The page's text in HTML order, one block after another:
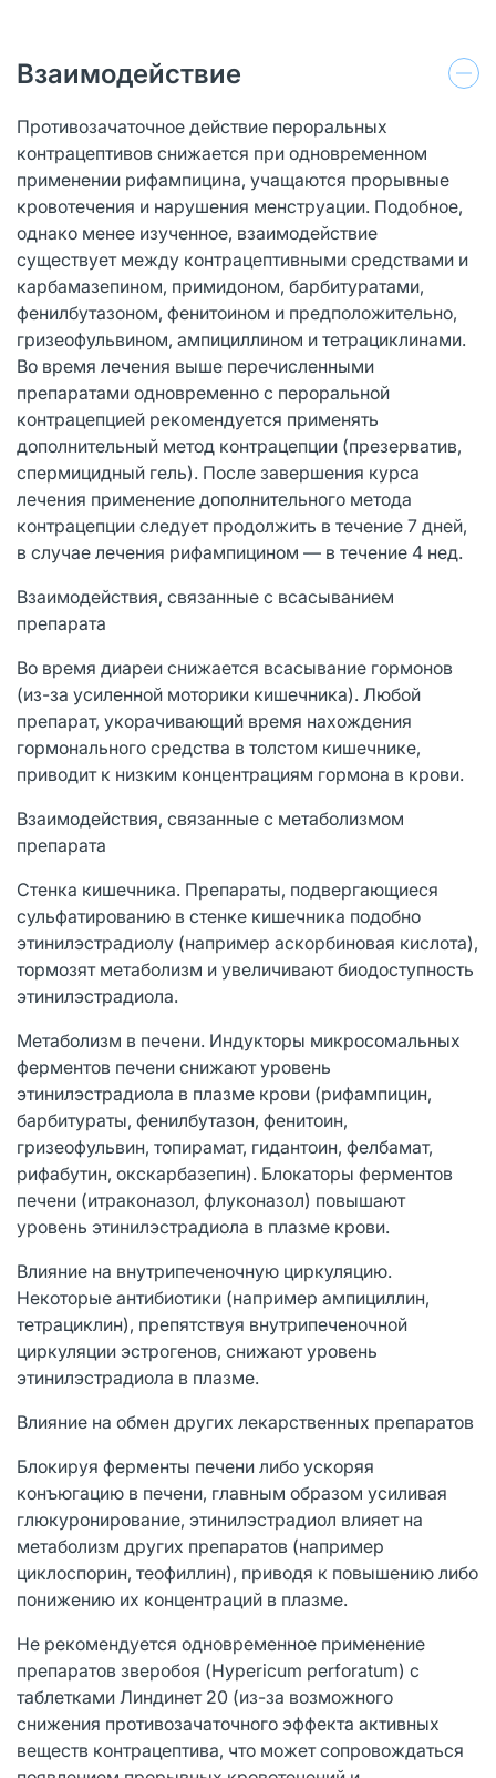
Взаимодействие
Противозачаточное действие пероральных
контрацептивов снижается при одновременном
применении рифампицина, учащаются прорывные
кровотечения и нарушения менструации. Подобное,
однако менее изученное, взаимодействие
существует между контрацептивными средствами и
карбамазепином, примидоном, барбитуратами,
фенилбутазоном, фенитоином и предположительно,
гризеофульвином, ампициллином и тетрациклинами.
Во время лечения выше перечисленными
препаратами одновременно с пероральной
контрацепцией рекомендуется применять
дополнительный метод контрацепции (презерватив,
спермицидный гель). После завершения курса
лечения применение дополнительного метода
контрацепции следует продолжить в течение 7 дней,
в случае лечения рифампицином — в течение 4 нед.
Взаимодействия, связанные с всасыванием
препарата
Во время диареи снижается всасывание гормонов
(из-за усиленной моторики кишечника). Любой
препарат, укорачивающий время нахождения
гормонального средства в толстом кишечнике,
приводит к низким концентрациям гормона в крови.
Взаимодействия, связанные с метаболизмом
препарата
Стенка кишечника. Препараты, подвергающиеся
сульфатированию в стенке кишечника подобно
этинилэстрадиолу (например аскорбиновая кислота),
тормозят метаболизм и увеличивают биодоступность
этинилэстрадиола.
Метаболизм в печени. Индукторы микросомальных
ферментов печени снижают уровень
этинилэстрадиола в плазме крови (рифампицин,
барбитураты, фенилбутазон, фенитоин,
гризеофульвин, топирамат, гидантоин, фелбамат,
рифабутин, окскарбазепин). Блокаторы ферментов
печени (итраконазол, флуконазол) повышают
уровень этинилэстрадиола в плазме крови.
Влияние на внутрипеченочную циркуляцию.
Некоторые антибиотики (например ампициллин,
тетрациклин), препятствуя внутрипеченочной
циркуляции эстрогенов, снижают уровень
этинилэстрадиола в плазме.
Влияние на обмен других лекарственных препаратов
Блокируя ферменты печени либо ускоряя
конъюгацию в печени, главным образом усиливая
глюкуронирование, этинилэстрадиол влияет на
метаболизм других препаратов (например
циклоспорин, теофиллин), приводя к повышению либо
понижению их концентраций в плазме.
Не рекомендуется одновременное применение
препаратов зверобоя (Hypericum perforatum) с
таблетками Линдинет 20 (из-за возможного
снижения противозачаточного эффекта активных
веществ контрацептива, что может сопровождаться